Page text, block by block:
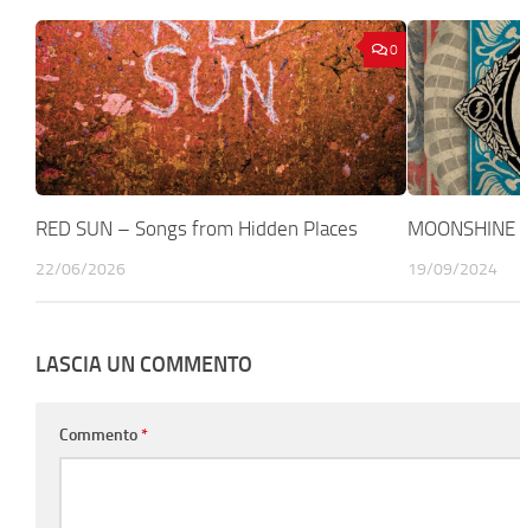
0
RED SUN – Songs from Hidden Places
22/06/2026 19/09/2024
LASCIA UN COMMENTO
Commento*